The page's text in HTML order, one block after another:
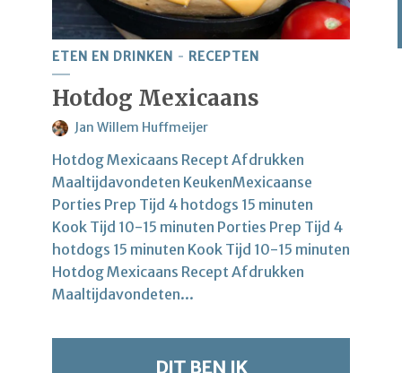
ETEN EN DRINKEN RECEPTEN
Hotdog Mexicaans
Jan Willem Huffmeijer
Hotdog Mexicaans Recept Afdrukken
Maaltijdavondeten KeukenMexicaanse
Porties Prep Tijd 4 hotdogs 15 minuten
Kook Tijd 10-15 minuten Porties Prep Tijd 4
hotdogs 15 minuten Kook Tijd 10-15 minuten
Hotdog Mexicaans Recept Afdrukken
Maaltijdavondeten...
DIT BEN IK